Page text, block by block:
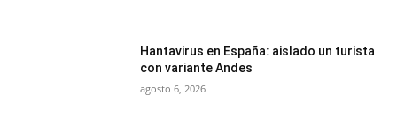
Hantavirus en España: aislado un turista
con variante Andes
agosto 6, 2026